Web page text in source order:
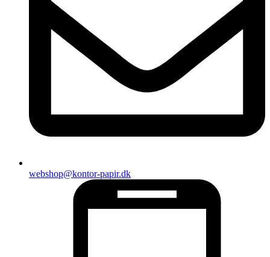
webshop@kontor-papir.dk